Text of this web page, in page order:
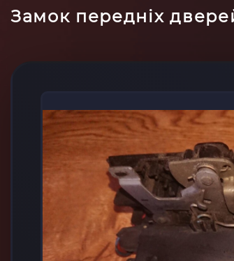
Замок передніх